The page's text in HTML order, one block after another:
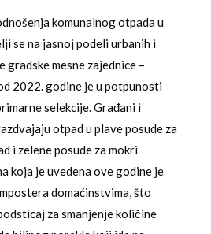
komunalnog otpada u
se na jasnoj podeli urbanih i
gradske mesne zajednice –
2022. godine je u potpunosti
selekcije. Građani i
otpad u plave posude za
i zelene posude za mokri
koja je uvedena ove godine je
domaćinstvima, što
za smanjenje količine